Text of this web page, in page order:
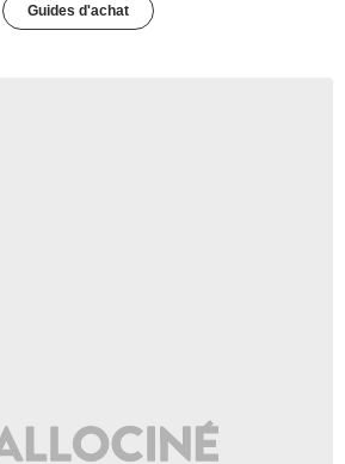
Guides d'achat